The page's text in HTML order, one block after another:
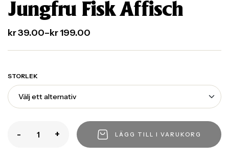
Jungfru Fisk Affisch
kr39.00–kr199.00
STORLEK
- + LÄGG TILL I VARUKORG